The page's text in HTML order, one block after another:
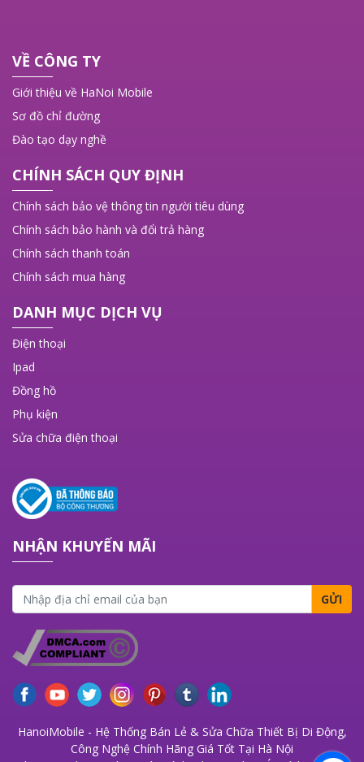
VỀ CÔNG TY
Giới thiệu về HaNoi Mobile
Sơ đồ chỉ đường
Đào tạo dạy nghề
CHÍNH SÁCH QUY ĐỊNH
Chính sách bảo vệ thông tin người tiêu dùng
Chính sách bảo hành và đổi trả hàng
Chính sách thanh toán
Chính sách mua hàng
DANH MỤC DỊCH VỤ
Điện thoại
Ipad
Đồng hồ
Phụ kiện
Sửa chữa điện thoại
NHẬN KHUYẾN MÃI
GỬI
HanoiMobile - Hệ Thống Bán Lẻ & Sửa Chữa Thiết Bị Di Động,
Công Nghệ Chính Hãng Giá Tốt Tại Hà Nội